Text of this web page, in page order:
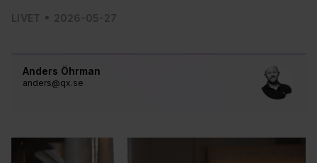
Anders Öhrman
anders@qx.se
LIVET 2026-05-27